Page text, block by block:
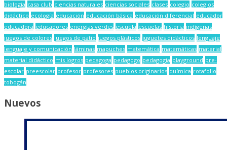
biología casa club ciencias naturales ciencias sociales clases colegio colegios
didáctico ecología educación educación básica educación diferencial educador
educadora educadores energías verdes escuela escuelas historia indígenas
juegos de colores juegos de patio juegos plásticos juguetes didácticos lenguaje
lenguaje y comunicación láminas mapuches matemática matemáticas material
material didáctico mis logros pedagoga pedagogo pedagogía playground pre-
escolar preescolar profesor profesores pueblos originarios química rotafolio
tobogán
Nuevos